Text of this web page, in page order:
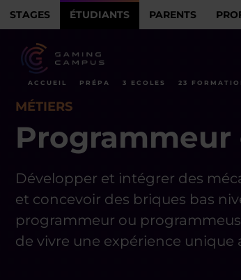
STAGES ÉTUDIANTS PARENTS
ACCUEIL PRÉPA 3 ECOLES 23
MÉTIERS
Développer et intégrer des
et concevoir des briques bas
programmeur ou
de vivre une expérience unique